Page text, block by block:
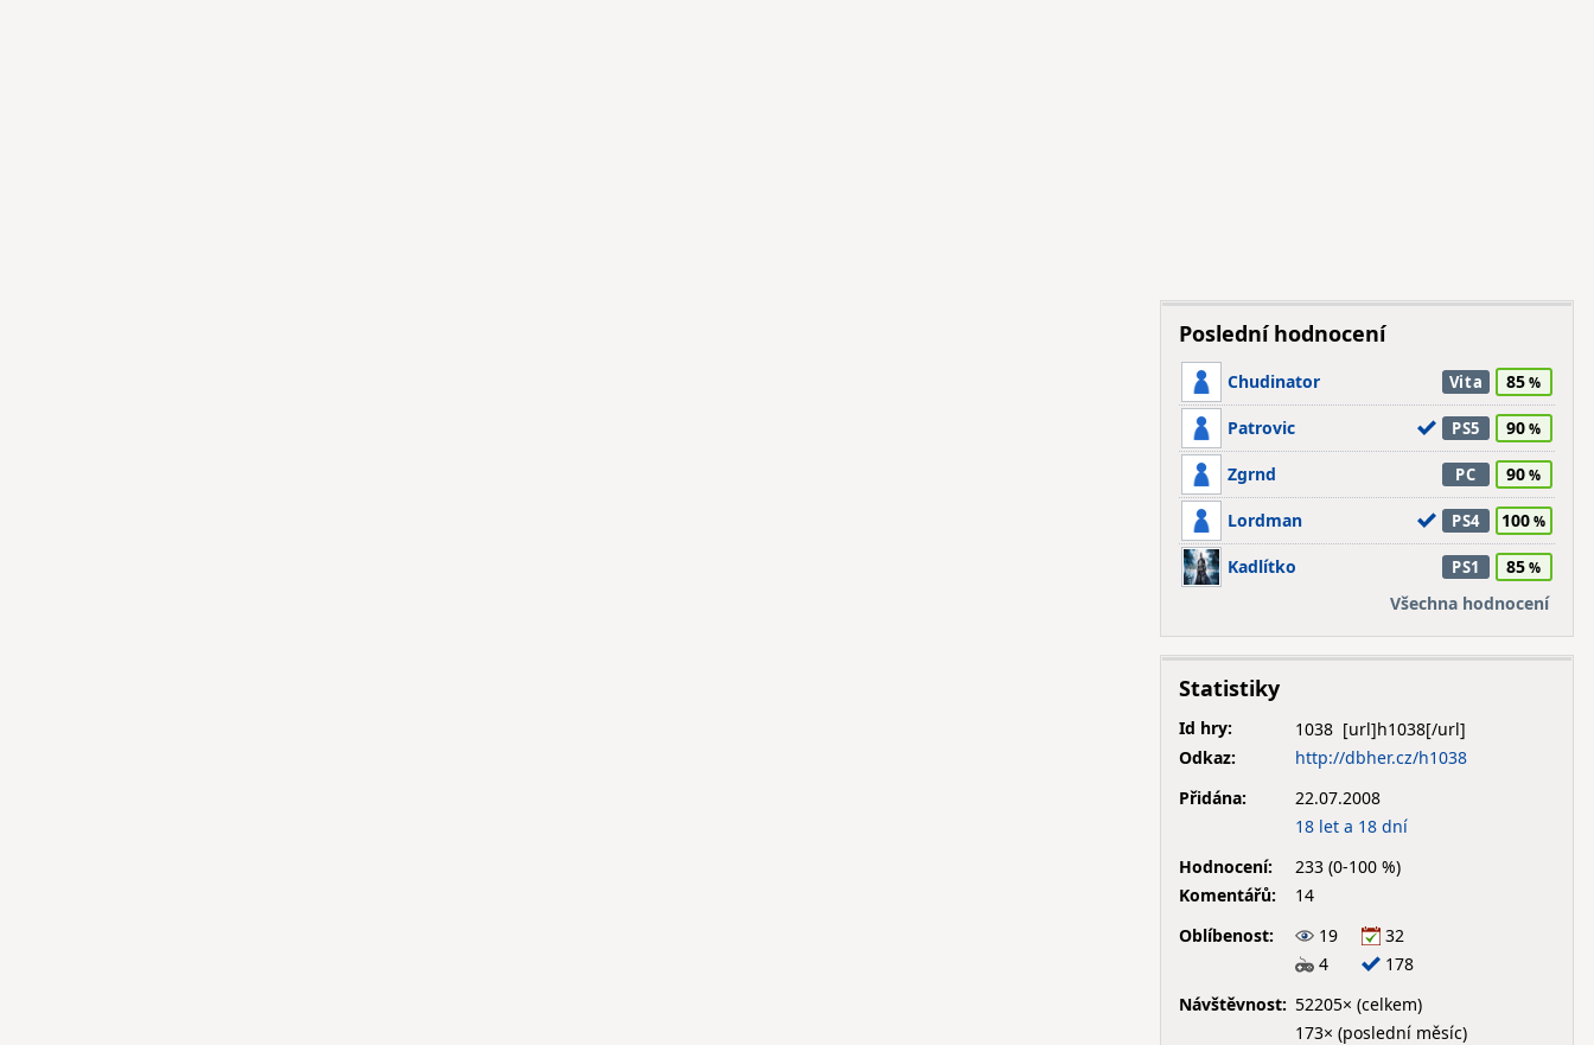
Poslední hodnocení
Chudinator Vita 85
Patrovic PS5 90
Zgrnd PC 90
Lordman PS4 100
Kadlítko PS1
85
Všechna hodnocení
Statistiky
Id hry:
1038
Odkaz:
http://dbher.cz/h1038
Přidána:
22.07.2008
18 let a 18 dní
Hodnocení:
233 (0-100 %)
Komentářů:
14
Oblíbenost:
19
32
4
178
Návštěvnost: 52205× (celkem)
173× (poslední měsíc)